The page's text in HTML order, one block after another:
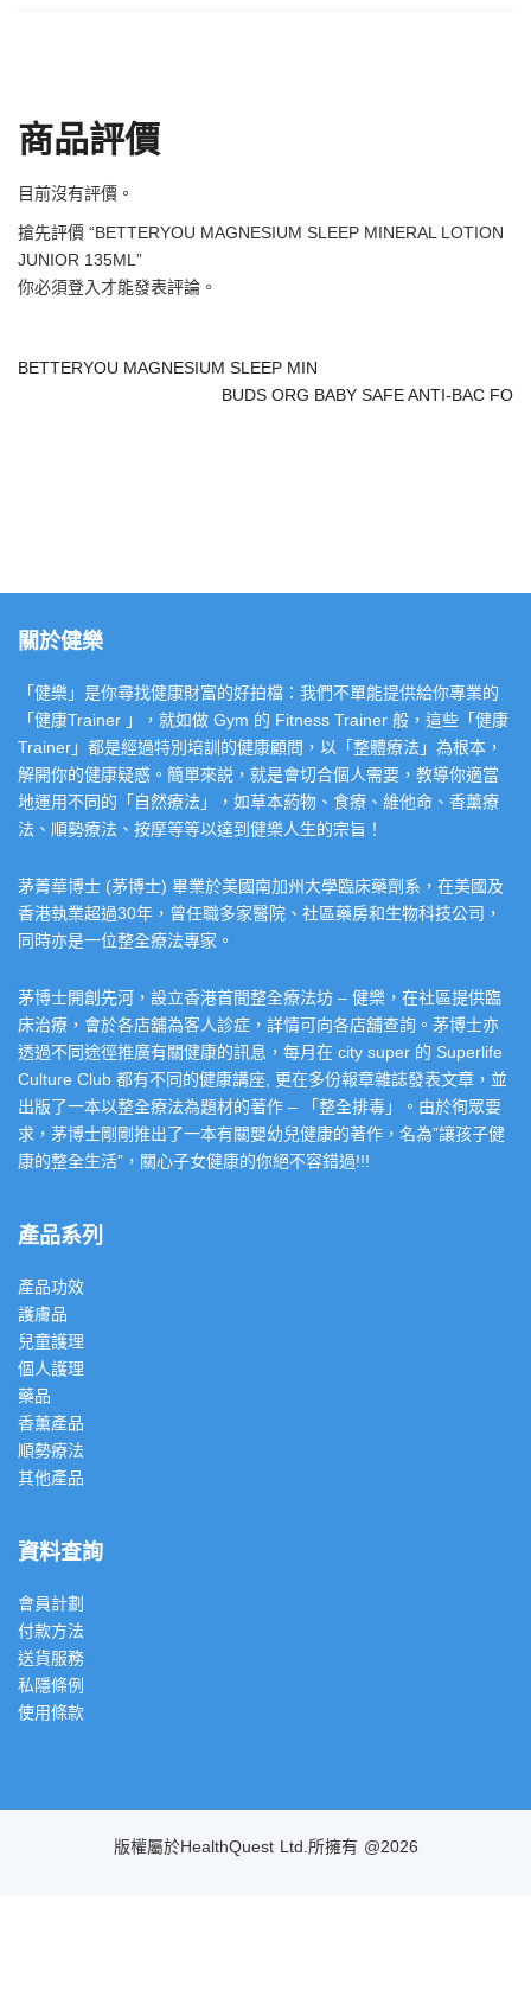
商品評價
目前沒有評價。
搶先評價 “BETTERYOU MAGNESIUM SLEEP MINERAL LOTION
JUNIOR 135ML”
你必須登入才能發表評論。
BETTERYOU MAGNESIUM SLEEP MIN
BUDS ORG BABY SAFE ANTI-BAC FO
關於健樂
「健樂」是你尋找健康財富的好拍檔：我們不單能提供給你專業的
「健康Trainer 」，就如做 Gym 的 Fitness Trainer 般，這些「健康
Trainer」都是經過特別培訓的健康顧問，以「整體療法」為根本，
解開你的健康疑惑。簡單來説，就是會切合個人需要，教導你適當
地運用不同的「自然療法」，如草本葯物、食療、維他命、香薰療
法、順勢療法、按摩等等以達到健樂人生的宗旨！
茅菁華博士 (茅博士) 畢業於美國南加州大學臨床藥劑系，在美國及
香港執業超過30年，曾任職多家醫院、社區藥房和生物科技公司，
同時亦是一位整全療法專家。
茅博士開創先河，設立香港首間整全療法坊 – 健樂，在社區提供臨
床治療，會於各店舖為客人診症，詳情可向各店舖查詢。茅博士亦
透過不同途徑推廣有關健康的訊息，每月在 city super 的 Superlife
Culture Club 都有不同的健康講座, 更在多份報章雜誌發表文章，並
出版了一本以整全療法為題材的著作 – 「整全排毒」。由於徇眾要
求，茅博士剛剛推出了一本有關嬰幼兒健康的著作，名為”讓孩子健
康的整全生活”，關心子女健康的你絕不容錯過!!!
產品系列
產品功效
護膚品
兒童護理
個人護理
藥品
香薰產品
順勢療法
其他產品
資料查詢
會員計劃
付款方法
送貨服務
私隱條例
使用條款
版權屬於HealthQuest Ltd.所擁有 @2026